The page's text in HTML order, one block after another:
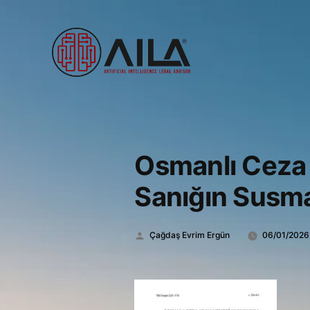
Osmanlı
Sanığın
Gönderen:
Çağdaş Evrim Ergün 06/01/2026